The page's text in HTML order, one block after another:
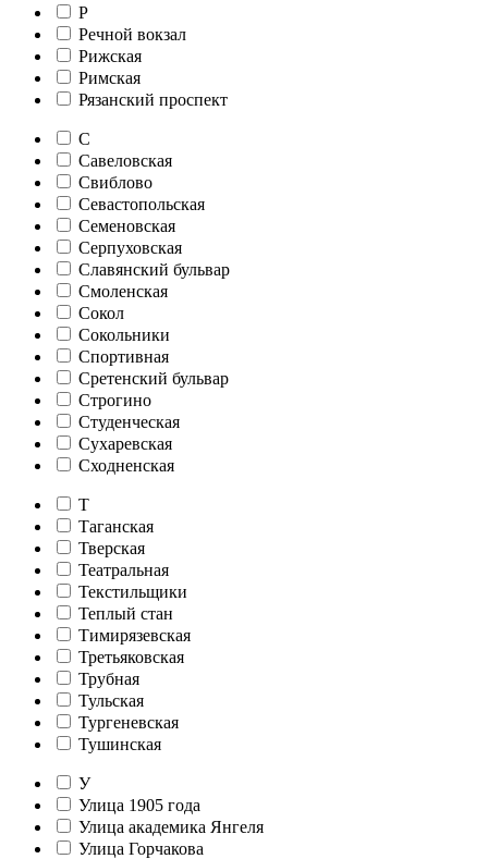
Р
Речной вокзал
Рижская
Римская
Рязанский проспект
С
Савеловская
Свиблово
Севастопольская
Семеновская
Серпуховская
Славянский бульвар
Смоленская
Сокол
Сокольники
Спортивная
Сретенский бульвар
Строгино
Студенческая
Сухаревская
Сходненская
Т
Таганская
Тверская
Театральная
Текстильщики
Теплый стан
Тимирязевская
Третьяковская
Трубная
Тульская
Тургеневская
Тушинская
У
Улица 1905 года
Улица академика Янгеля
Улица Горчакова